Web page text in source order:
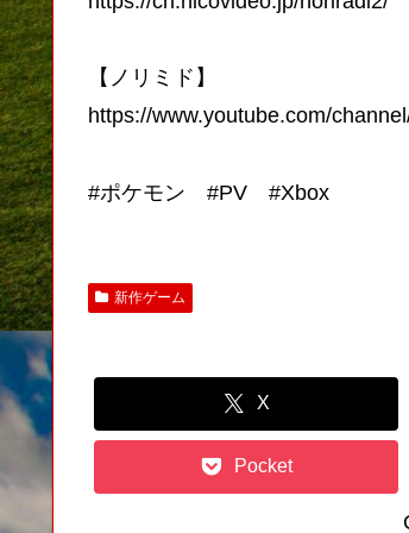
【ノリミド】
https://www.youtube.com/
#ポケモン #PV #Xbox
新作ゲーム
X
Pocket